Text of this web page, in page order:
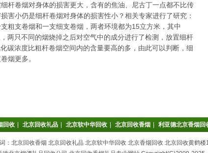
杆卷烟对身体的损害更大，含有的焦油、尼古丁一点都不比传
害小仍是细杆卷烟对身体的损害性小？相关专家进行了研究：
粗支卷烟和一支细支卷烟，两者环境都为15立方米，其中
两只不同的烟烧掉之后对空气中的成分进行了检测，放置细杆
碳浓度比粗杆卷烟空间内的含量要高的多，由此可以判断，细
烟更多。
回收 北京回收礼品 北京软中华回收 北京回收香烟 利亚德北京香烟回
：北京回收香烟 北京回收礼品 北京软中华回收 北京香烟回收 北京回收黄鹤楼